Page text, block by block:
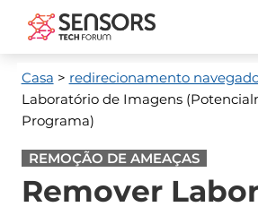
Casa > redirecionamento
Laboratório de Imagens
Programa)
REMOÇÃO DE AMEAÇAS
Remover